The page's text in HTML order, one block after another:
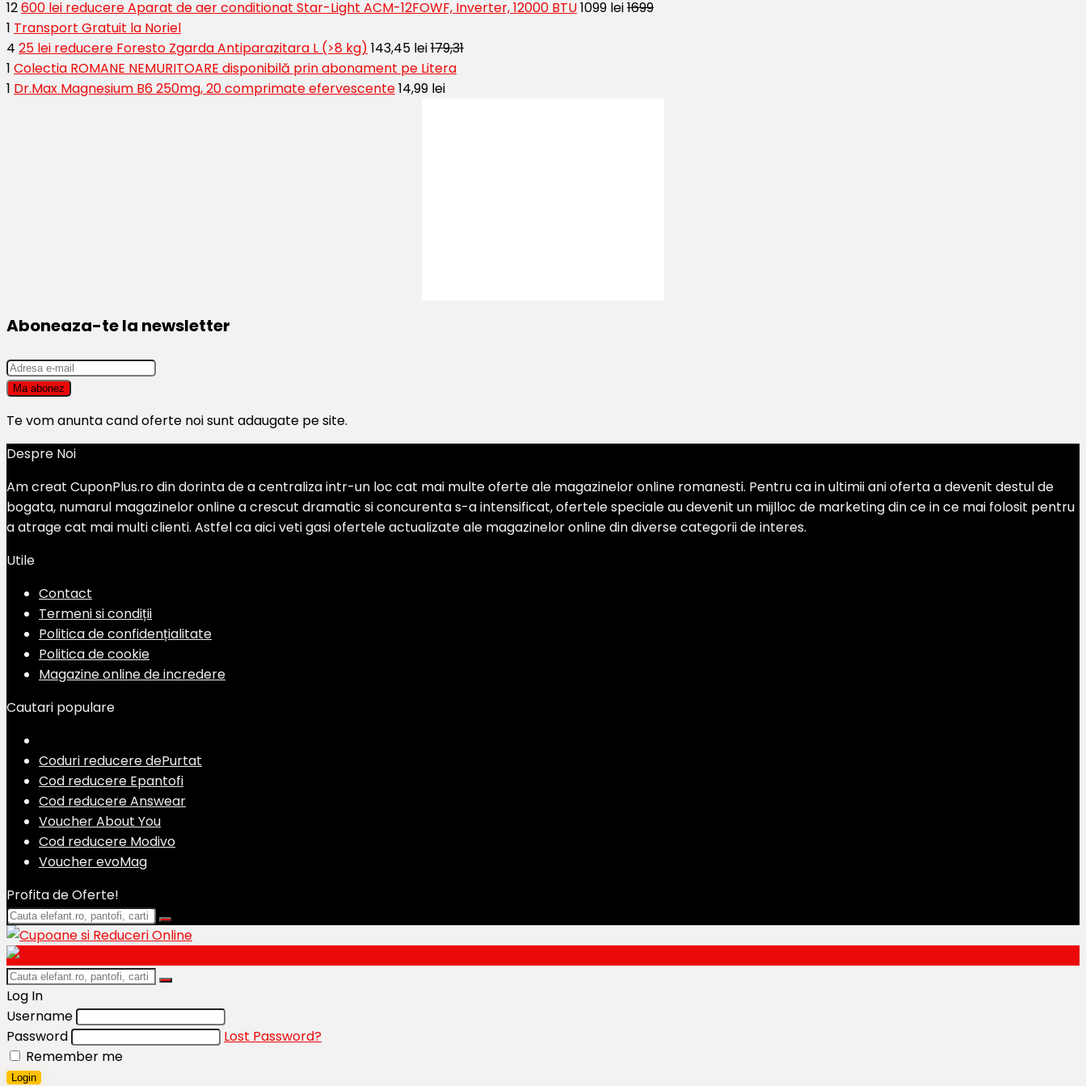
12600 lei reducere Aparat de aer conditionat Star-Light ACM-12FOWF, Inverter, 12000 BTU1099 lei1699
1 Transport Gratuit la Noriel
4 25 lei reducere Foresto Zgarda Antiparazitara L (>8 kg) 143,45 lei179,31
1 Colectia ROMANE NEMURITOARE disponibilă prin abonament pe Litera
1 Dr.Max Magnesium B6 250mg, 20 comprimate efervescente14,99 lei
Aboneaza-te la newsletter
Te vom anunta cand oferte noi sunt adaugate pe site.
Despre Noi
Am creat CuponPlus.ro din dorinta de a centraliza intr-un loc cat mai multe oferte ale magazinelor online romanesti. Pentru ca in ultimii ani oferta a devenit destul de
bogata, numarul magazinelor online a crescut dramatic si concurenta s-a intensificat, ofertele speciale au devenit un mijlloc de marketing din ce in ce mai folosit pentru
a atrage cat mai multi clienti. Astfel ca aici veti gasi ofertele actualizate ale magazinelor online din diverse categorii de interes.
Utile
Contact
Termeni si condiții
Politica de confidențialitate
Politica de cookie
Magazine online de incredere
Cautari populare
Coduri reducere dePurtat
Cod reducere Epantofi
Cod reducere Answear
Voucher About You
Cod reducere Modivo
Voucher evoMag
Profita de Oferte!
Log In
Username
Password
Lost Password?
Remember me
Login